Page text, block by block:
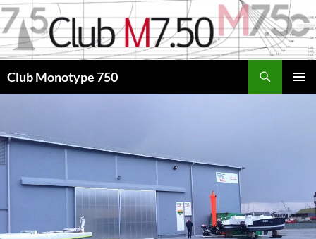
Aller
au
contenu
Club Monotype 750